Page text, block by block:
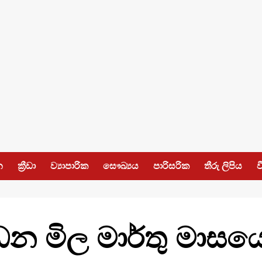
ක්‍රීඩා ව්‍යාපාරික සෞඛ්‍යය පාරිසරික තීරු ලිපිය
මිල මාර්තු